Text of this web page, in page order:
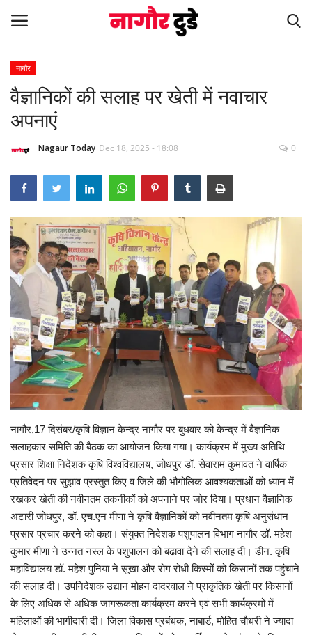
Home
देश
स्पेशल स्टोरी
नागौर
मनोरंजन
खबर हटके
राजस्थान
ईपेपर
हमारे बारे में
संपर्क करें
बिज़नेस
राजनीति
नागौर
वैज्ञानिकों की सलाह पर खेती में नवाचार
अपनाएं
Nagaur Today Dec 18, 2025 - 18:08 0
नागौर,17 दिसंबर/कृषि विज्ञान केन्द्र नागौर पर बुधवार को केन्द्र में वैज्ञानिक
सलाहकार समिति की बैठक का आयोजन किया गया। कार्यक्रम में मुख्य अतिथि
प्रसार शिक्षा निदेशक कृषि विश्वविद्यालय, जोधपुर डॉ. सेवाराम कुमावत ने वार्षिक
प्रतिवेदन पर सुझाव प्रस्तुत किए व जिले की भौगोलिक आवश्यकताओं को ध्यान में
रखकर खेती की नवीनतम तकनीकों को अपनाने पर जोर दिया। प्रधान वैज्ञानिक
अटारी जोधपुर, डॉ. एच.एन मीणा ने कृषि वैज्ञानिकों को नवीनतम कृषि अनुसंधान
प्रसार प्रचार करने को कहा। संयुक्त निदेशक पशुपालन विभाग नागौर डॉ. महेश
कुमार मीणा ने उन्नत नस्ल के पशुपालन को बढावा देने की सलाह दी। डीन. कृषि
महाविद्यालय डॉ. महेश पुनिया ने सूखा और रोग रोधी किस्मों को किसानों तक पहुंचाने
की सलाह दी। उपनिदेशक उद्यान मोहन दादरवाल ने प्राकृतिक खेती पर किसानों
के लिए अधिक से अधिक जागरूकता कार्यक्रम करने एवं सभी कार्यक्रमों में
महिलाओं की भागीदारी दी। जिला विकास प्रबंधक, नाबार्ड, मोहित चौधरी ने ज्यादा